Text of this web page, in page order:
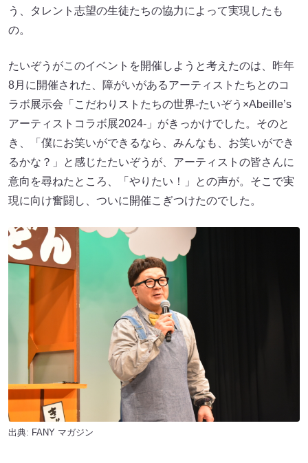
う、タレント志望の生徒たちの協力によって実現したも
の。
たいぞうがこのイベントを開催しようと考えたのは、昨年
8月に開催された、障がいがあるアーティストたちとのコ
ラボ展示会「こだわりストたちの世界-たいぞう×Abeille’s
アーティストコラボ展2024-」がきっかけでした。そのと
き、「僕にお笑いができるなら、みんなも、お笑いができ
るかな？」と感じたたいぞうが、アーティストの皆さんに
意向を尋ねたところ、「やりたい！」との声が。そこで実
現に向け奮闘し、ついに開催こぎつけたのでした。
出典: FANY マガジン